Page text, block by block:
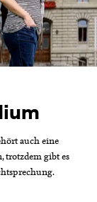
auch eine
trotzdem gibt es